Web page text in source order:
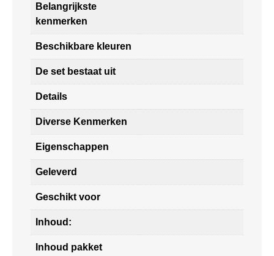
Belangrijkste
kenmerken
Beschikbare kleuren
De set bestaat uit
Details
Diverse Kenmerken
Eigenschappen
Geleverd
Geschikt voor
Inhoud:
Inhoud pakket